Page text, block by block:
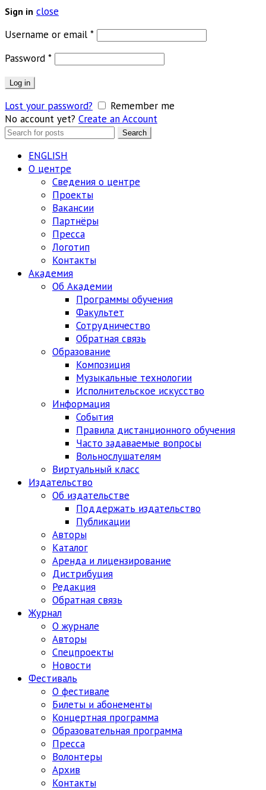
Sign in close
Username or email *Обязательно
Password *Обязательно
Log in
Lost your password?
Remember me
No account yet? Create an Account
Search
Search
ENGLISH
О центре
Сведения о центре
Проекты
Вакансии
Партнёры
Пресса
Логотип
Контакты
Академия
Об Академии
Программы обучения
Факультет
Сотрудничество
Обратная связь
Образование
Композиция
Музыкальные технологии
Исполнительское искусство
Информация
События
Правила дистанционного обучения
Часто задаваемые вопросы
Вольнослушателям
Виртуальный класс
Издательство
Об издательстве
Поддержать издательство
Публикации
Авторы
Каталог
Аренда и лицензирование
Дистрибуция
Редакция
Обратная связь
Журнал
О журнале
Авторы
Спецпроекты
Новости
Фестиваль
О фестивале
Билеты и абонементы
Концертная программа
Образовательная программа
Пресса
Волонтеры
Архив
Контакты